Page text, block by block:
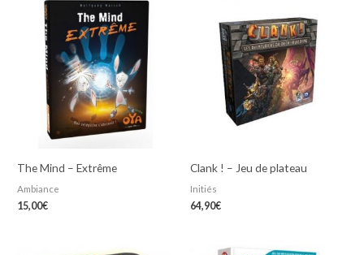
The Mind – Extrême
Ambiance
15,00€
Clank ! – Jeu de plateau
Initiés
64,90€